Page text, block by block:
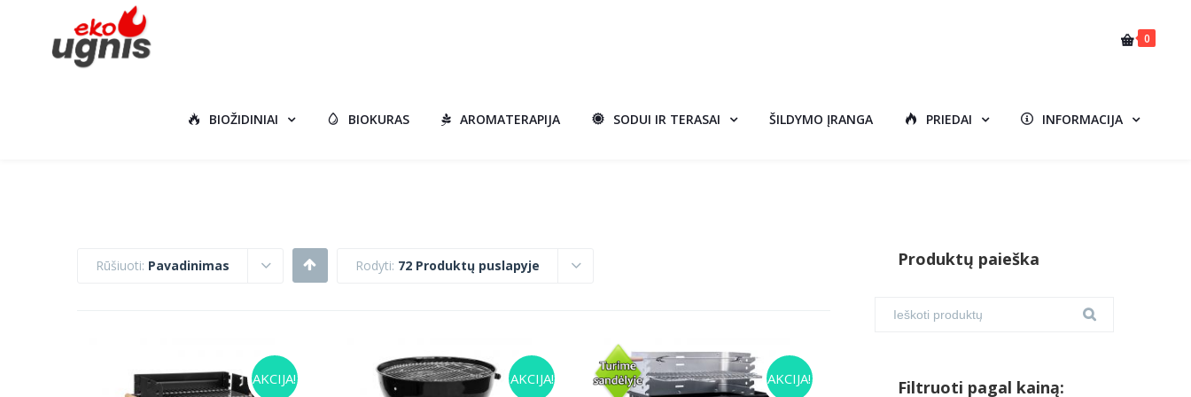
0
BIOŽIDINIAI BIOKURAS AROMATERAPIJA SODUI IR TERASAI ŠILDYMO ĮRANGA PRIEDAI INFORMACIJA
Rūšiuoti: Pavadinimas Rodyti: 72 Produktų puslapyje
AKCIJA! AKCIJA! AKCIJA!
Produktų paieška
Filtruoti pagal kainą: